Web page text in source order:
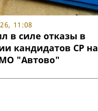
11:08
в силе отказы в
кандидатов СР на
"Автово"